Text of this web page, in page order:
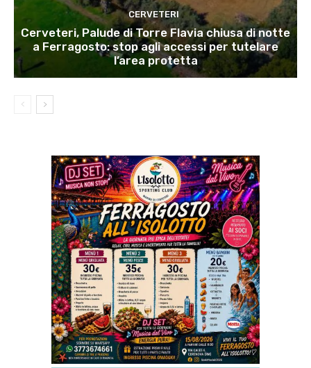
CERVETERI
Cerveteri, Palude di Torre Flavia chiusa di notte
a Ferragosto: stop agli accessi per tutelare
l’area protetta